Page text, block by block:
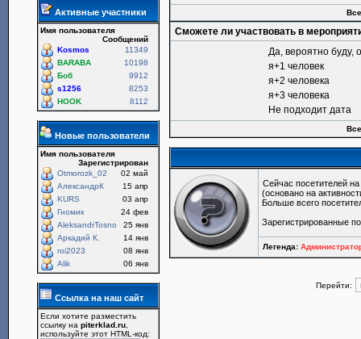
Активные участники
Имя пользователя
Сообщений
Kosmos
11349
BARABA
10198
Боб
9912
s1256
8253
HOOK
8112
Новые пользователи
Имя пользователя
Зарегистрирован
Otmorozk_02
02 май
АлександрК
15 апр
KURS
03 апр
Гномик
24 фев
AleksandrTosno
25 янв
Аркадий К.
14 янв
roi2023
08 янв
Alik
06 янв
Ссылка на наш сайт
Если хотите разместить
ссылку наpiterklad.ru
используйте этот HTML-код:
Сможете ли участвовать в
Да, вероятно буду,
я+1 человек
я+2 человека
я+3 человека
Не подходит дата
Сейчас посетителей
(основано на
Больше всего
Зарегистрированные
Легенда:
Перейти: